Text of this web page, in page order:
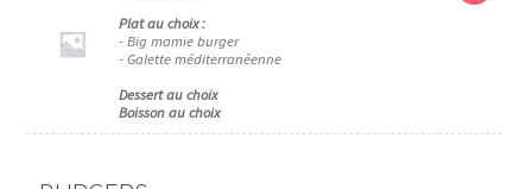
Plat au choix :
- Big mamie burger
- Galette méditerranéenne
Dessert au choix
Boisson au choix